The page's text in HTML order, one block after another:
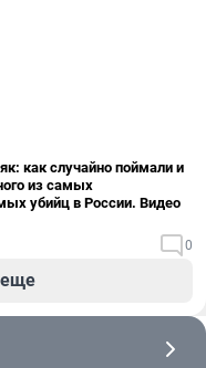
как случайно поймали и
из самых
убийц в России. Видео
0
еще